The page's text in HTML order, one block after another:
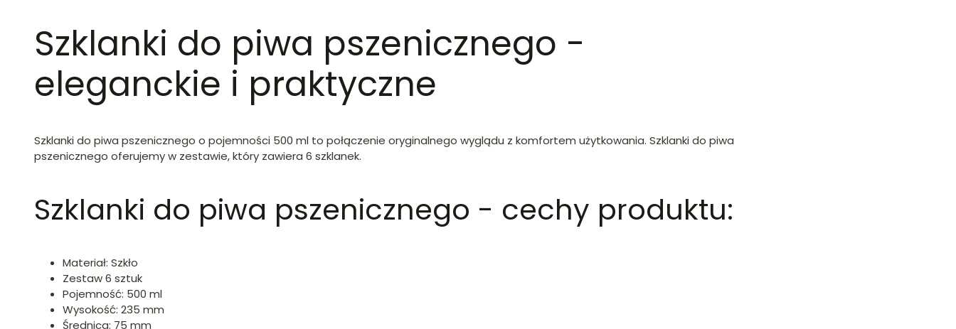
Szklanki do piwa pszenicznego -
eleganckie i praktyczne
Szklanki do piwa pszenicznego o pojemności 500 ml to połączenie oryginalnego wyglądu z komfortem użytkowania. Szklanki do piwa
pszenicznego oferujemy w zestawie, który zawiera 6 szklanek.
Szklanki do piwa pszenicznego - cechy produktu:
Materiał: Szkło
Zestaw 6 sztuk
Pojemność: 500 ml
Wysokość: 235 mm
Średnica: 75 mm